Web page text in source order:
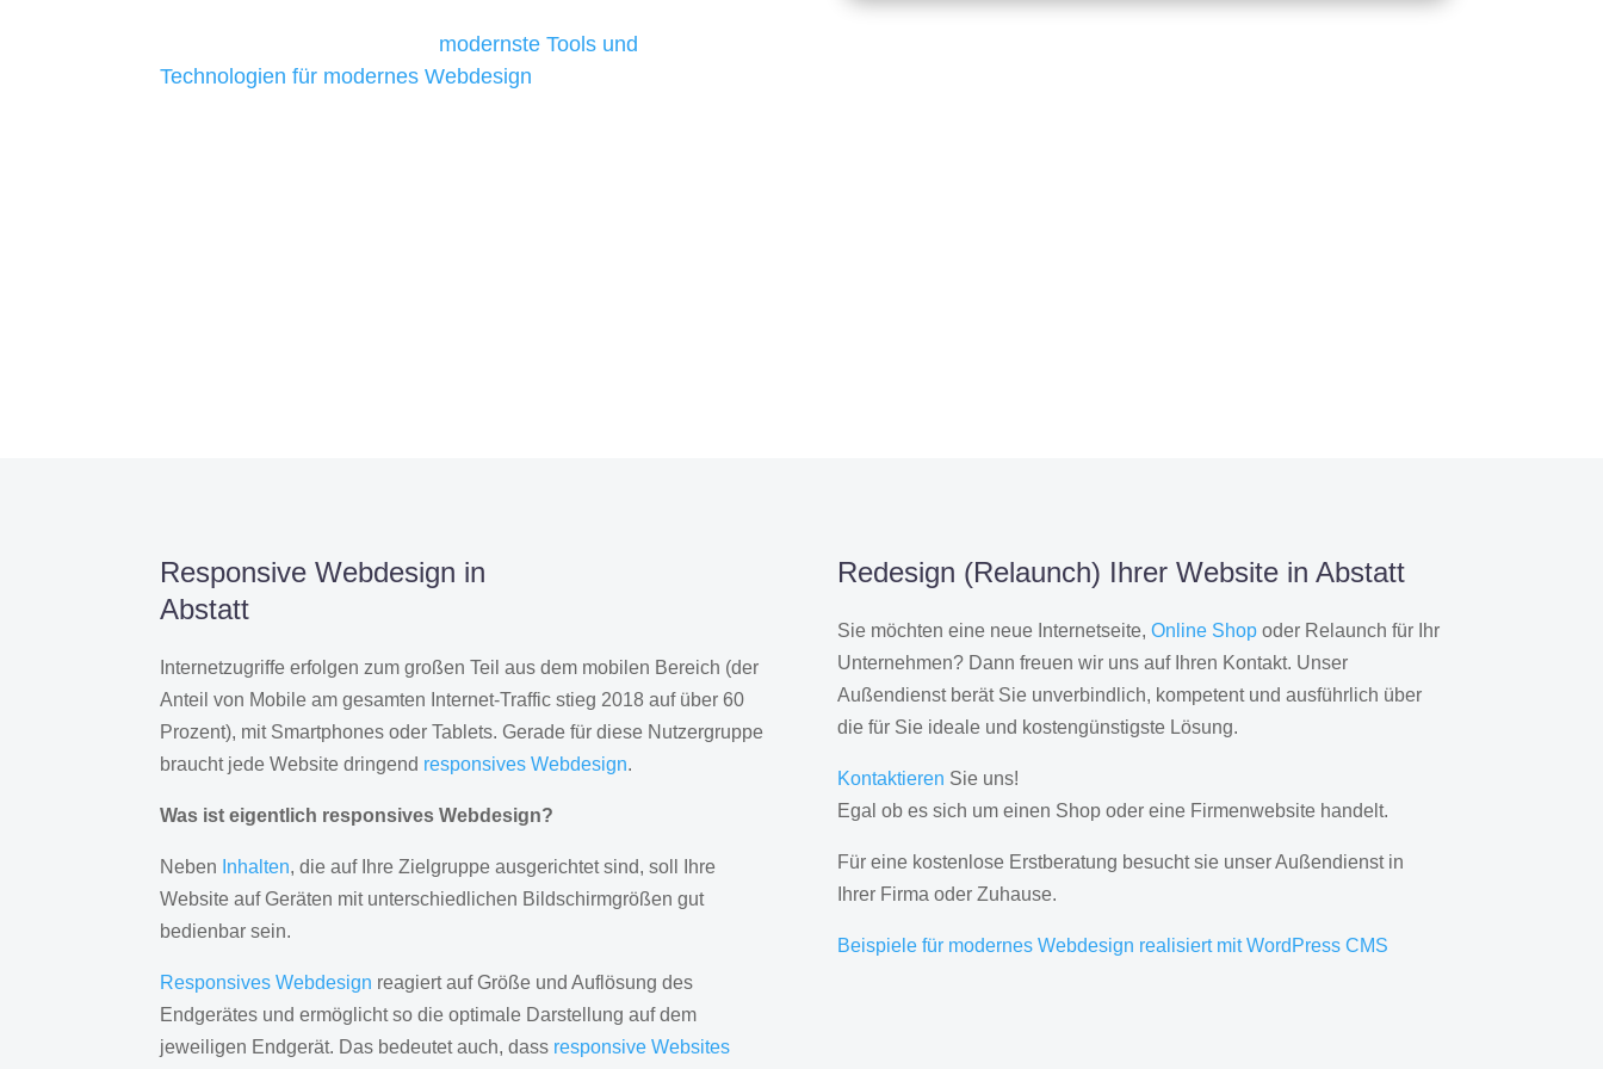
modernste Tools und
Technologien für modernes Webdesign
Responsive Webdesign in
Abstatt
Internetzugriffe erfolgen zum großen Teil aus dem mobilen Bereich (der
Anteil von Mobile am gesamten Internet-Traffic stieg 2018 auf über 60
Prozent), mit Smartphones oder Tablets. Gerade für diese Nutzergruppe
braucht jede Website dringend responsives Webdesign.
Was ist eigentlich responsives Webdesign?
Neben Inhalten, die auf Ihre Zielgruppe ausgerichtet sind, soll Ihre
Website auf Geräten mit unterschiedlichen Bildschirmgrößen gut
bedienbar sein.
Responsives Webdesign reagiert auf Größe und Auflösung des
Endgerätes und ermöglicht so die optimale Darstellung auf dem
jeweiligen Endgerät. Das bedeutet auch, dass responsive Websites
Redesign (Relaunch) Ihrer Website in Abstatt
Sie möchten eine neue Internetseite, Online Shopoder Relaunch für Ihr
Unternehmen? Dann freuen wir uns auf Ihren Kontakt. Unser
Außendienst berät Sie unverbindlich, kompetent und ausführlich über
die für Sie ideale und kostengünstigste Lösung.
Kontaktieren Sie uns!
Egal ob es sich um einen Shop oder eine Firmenwebsite handelt.
Für eine kostenlose Erstberatung besucht sie unser Außendienst in
Ihrer Firma oder Zuhause.
Beispiele für modernes Webdesign realisiert mit WordPress CMS